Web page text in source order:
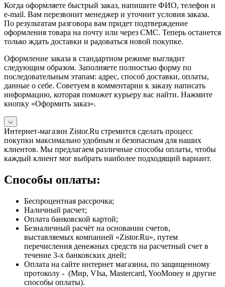
Когда оформляете быстрый заказ, напишите ФИО, телефон и
e-mail. Вам перезвонит менеджер и уточнит условия заказа.
По результатам разговора вам придет подтверждение
оформления товара на почту или через СМС. Теперь останется
только ждать доставки и радоваться новой покупке.
Оформление заказа в стандартном режиме выглядит
следующим образом. Заполняете полностью форму по
последовательным этапам: адрес, способ доставки, оплаты,
данные о себе. Советуем в комментарии к заказу написать
информацию, которая поможет курьеру вас найти. Нажмите
кнопку «Оформить заказ».
Интернет-магазин Zistor.Ru стремится сделать процесс
покупки максимально удобным и безопасным для наших
клиентов. Мы предлагаем различные способы оплаты, чтобы
каждый клиент мог выбрать наиболее подходящий вариант.
Способы оплаты:
Беспроцентная рассрочка;
Наличный расчет;
Оплата банковской картой;
Безналичный расчёт на основании счетов,
выставляемых компанией «Zistor.Ru», путем
перечисления денежных средств на расчетный счет в
течение 3-х банковских дней;
Оплата на сайте интернет магазина, по защищенному
протоколу - (Мир, VIsa, Mastercard, YooMoney и другие
способы оплаты).